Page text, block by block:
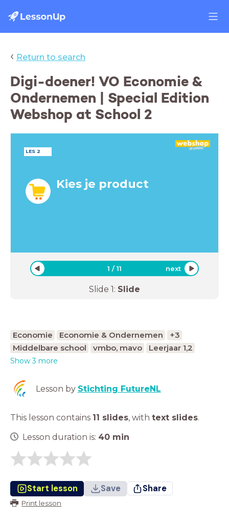
‹ Return to search
Digi-doener! VO Economie &
Ondernemen | Special Edition
Webshop at School 2
Kies je product
LES 2
1 /11 next
Slide 1: Slide
Economie Economie & Ondernemen
+3
Middelbare school
vmbo, mavo Leerjaar 1,2
Show 3 more
Lesson by Stichting FutureNL
This lesson contains 11 slides, with text slides.
Lesson duration is: 40 min
Start lesson Save Share
Print lesson